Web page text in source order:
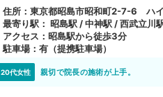
住所：東京都昭島市昭和町2-7-6 ハ
最寄り駅： 昭島駅 / 中神駅 / 西武立川
アクセス：昭島駅から徒歩3分
駐車場：有（提携駐車場）
20代女性 親切で院長の施術が上手。